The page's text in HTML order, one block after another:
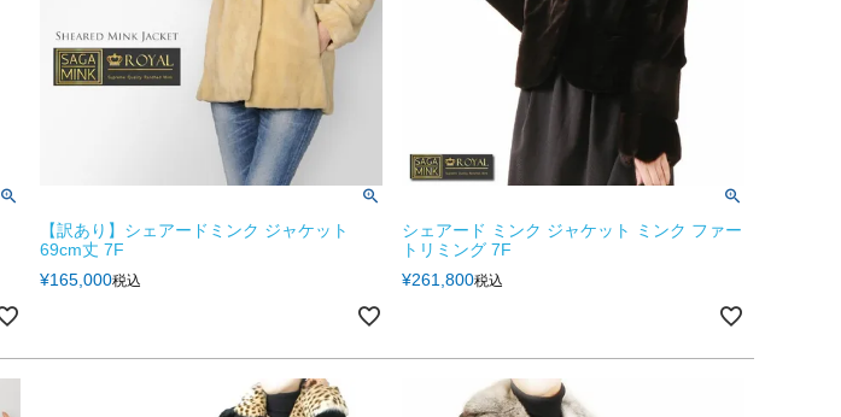
【訳あり】シェアードミンク ジャケット
69cm丈 7F
¥165,000税込
シェアード ミンク ジャケット ミンク ファー
トリミング 7F
¥261,800税込